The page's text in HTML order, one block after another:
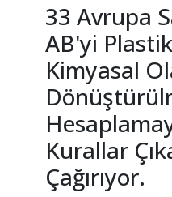
33 Avrupa
AB'yi
Kimyasal
Kurallar
Çağırıyor.